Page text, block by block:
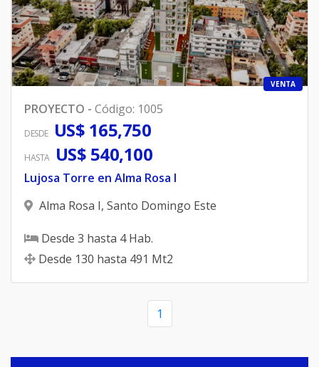
VENTA
PROYECTO - Código: 1005
DESDE US$ 165,750
HASTA US$ 540,100
Lujosa Torre en Alma Rosa I
Alma Rosa I, Santo Domingo Este
Desde 3 hasta 4Hab.
Desde 130 hasta 491 Mt2
1